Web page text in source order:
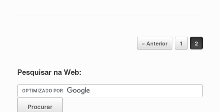
« Anterior 1 2
Pesquisar na Web: